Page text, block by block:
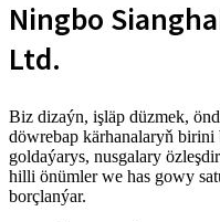
Ningbo
Ltd.
Biz dizaýn, işläp düzmek,
döwrebap kärhanalaryň
goldaýarys, nusgalary
hilli önümler we has gowy
borçlanýar.